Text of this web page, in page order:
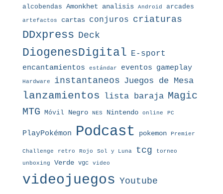
alcobendas Amonkhet analisis Android arcades
artefactos cartas conjuros criaturas
DDxpress Deck
DiogenesDigital E-sport
encantamientos estándar eventos gameplay
Hardware instantaneos Juegos de Mesa
lanzamientos lista baraja Magic
MTG Móvil Negro NES Nintendo online PC
PlayPokémon Podcast pokemon Premier
Challenge retro Rojo Sol y Luna tcg torneo
unboxing Verde vgc video
videojuegos Youtube